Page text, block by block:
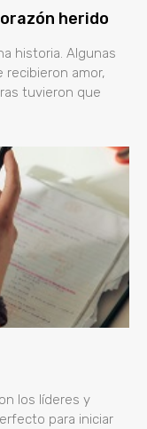
herido
historia. Algunas
recibieron amor,
tuvieron que
los líderes y
para iniciar